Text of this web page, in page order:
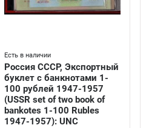
Есть в наличии
Россия СССР, Экспортный
буклет с банкнотами 1-
100 рублей 1947-1957
(USSR set of two book of
bankotes 1-100 Rubles
1947-1957): UNC